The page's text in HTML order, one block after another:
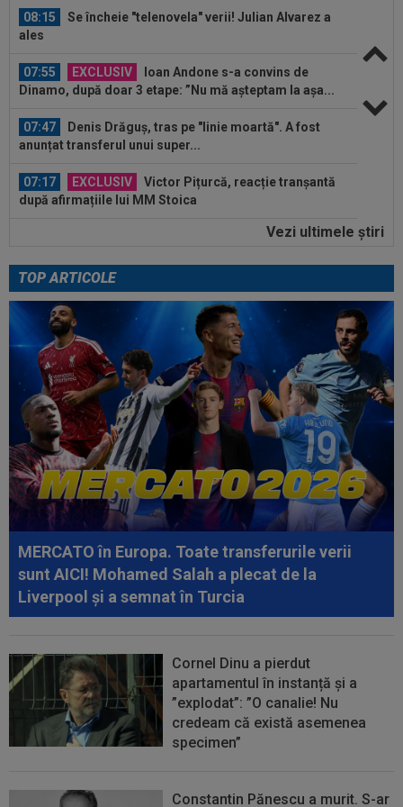
08:15
Se încheie "telenovela" verii! Julian Alvarez a
ales
07:55 EXCLUSIV
Ioan Andone s-a convins de
Dinamo, după doar 3 etape: ”Nu mă așteptam la așa...
07:47
Denis Drăguș, tras pe "linie moartă". A fost
anunțat transferul unui super...
07:17 EXCLUSIV
Victor Pițurcă, reacție tranșantă
după afirmațiile lui MM Stoica
Universitatea Craiova a plătit
07:10
Anunțul venit din Israel, după ce Universitatea
Craiova a oferit 700.000€...
08:20
Românul cu ZERO meciuri la națională a
marcat în Europa
08:19
Surpriză de proporții: PSG, bătută cu 0-3 de o
echipă de liga a doua!
08:15
Se încheie "telenovela" verii! Julian Alvarez a
ales
07:55 EXCLUSIV
Ioan Andone s-a convins de
Dinamo, după doar 3 etape: ”Nu mă așteptam la așa...
07:47
Denis Drăguș, tras pe "linie moartă". A fost
anunțat transferul unui super...
Vezi ultimele ştiri
TOP ARTICOLE
MERCATO în Europa. Toate transferurile verii
sunt AICI! Mohamed Salah a plecat de la
Liverpool și a semnat în Turcia
Cornel Dinu a pierdut
apartamentul în instanță și a
”explodat”: ”O canalie! Nu
credeam că există asemenea
specimen”
Constantin Pănescu a murit. S-ar